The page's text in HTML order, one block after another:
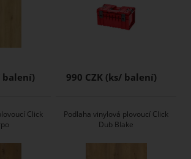
990 CZK
Click
Podlaha vinylová plovoucí Click
Dub Blake